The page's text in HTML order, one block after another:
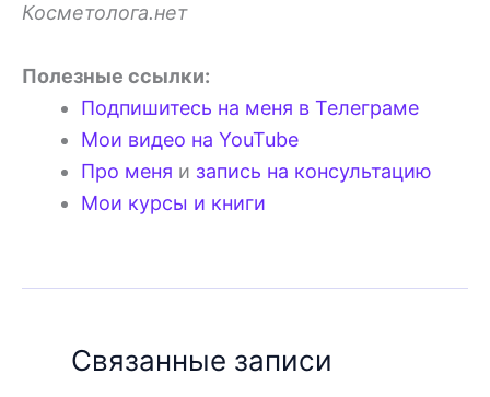
Косметолога.нет
Полезные ссылки:
Подпишитесь на меня в Телеграме
Мои видео на YouTube
Про меня и запись на консультацию
Мои курсы и книги
Связанные записи